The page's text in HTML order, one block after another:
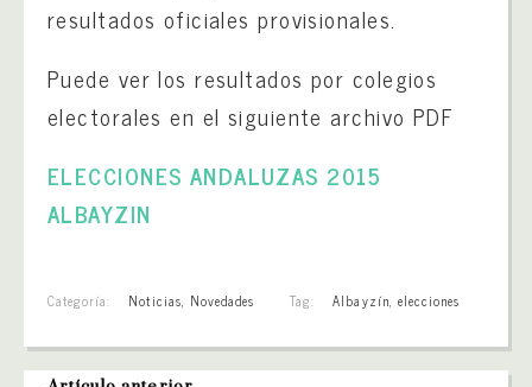
resultados oficiales provisionales.
Puede ver los resultados por colegios
electorales en el siguiente archivo PDF
ELECCIONES ANDALUZAS 2015
ALBAYZIN
Categoría: Noticias, Novedades Tag: Albayzín, elecciones